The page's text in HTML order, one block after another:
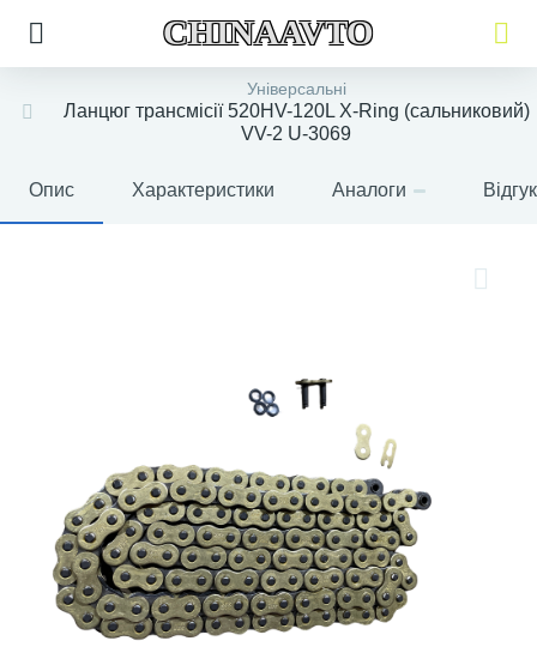
CHINAAVTO
Універсальні
Ланцюг трансмісії 520HV-120L X-Ring (сальниковий)
VV-2 U-3069
Опис Характеристики Аналоги